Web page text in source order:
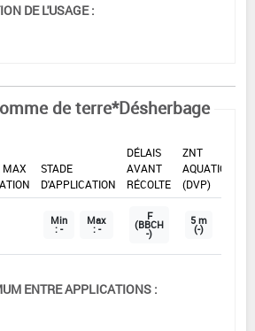
DE L'USAGE :
de terre*Désherbage
MAX
STADE
D'APPLICATION
DÉLAIS
AVANT
RÉCOLTE
ZNT
AQUATIQUE
(DVP)
Min
: -
Max
: -
F
(BBCH
-)
5 m
(-)
ENTRE APPLICATIONS :